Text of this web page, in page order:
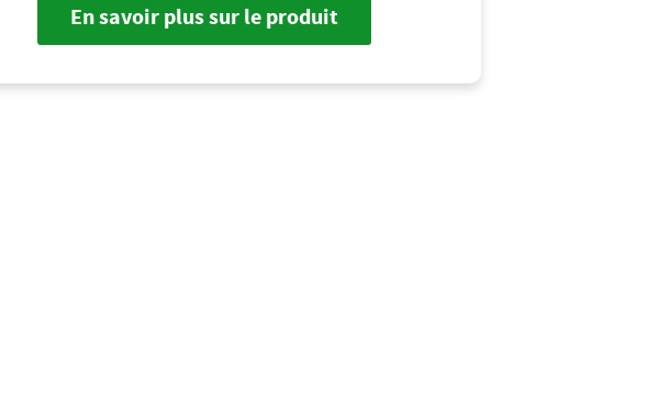
En savoir plus sur le produit